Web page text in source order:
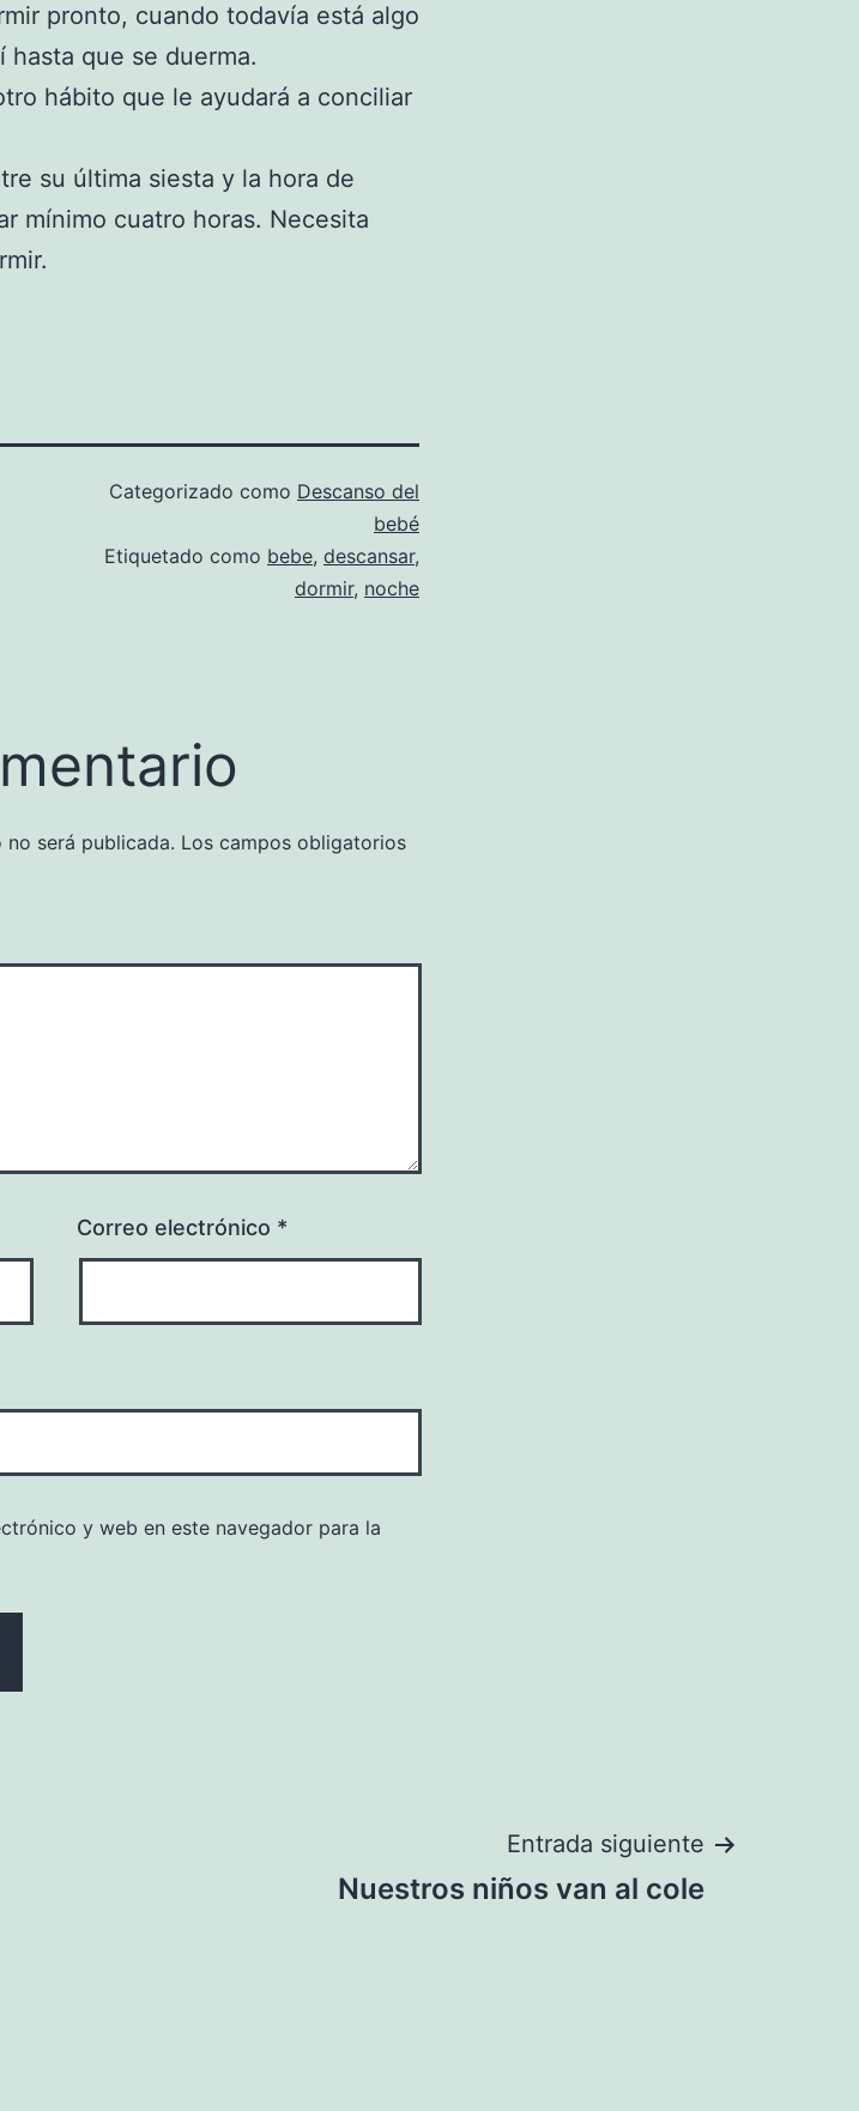
pronto, cuando todavía está algo
que se duerma.
hábito que le ayudará a conciliar
su última siesta y la hora de
mínimo cuatro horas. Necesita
Categorizado como Descanso del
bebé
Etiquetado como bebe, descansar,
dormir, noche
será publicada. Los campos obligatorios
Correo electrónico *
y web en este navegador para la
Entrada siguiente
Nuestros niños van al cole